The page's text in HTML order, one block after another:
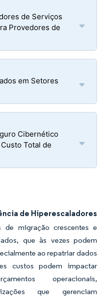
de Serviços
Provedores de
em Setores
Cibernético
Total de
de Hiperescaladores
de migração crescentes e
que às vezes podem
ao repatriar dados
custos podem impactar
operacionais,
que gerenciam